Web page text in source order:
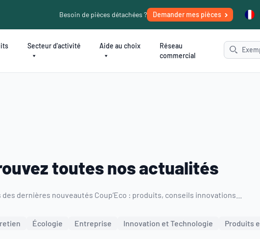
Besoin de pièces détachées ? Demander mes pièces
Secteur d'activité Aide au choix
Réseau
commercial
toutes nos actualités
dernières nouveautés Coup’Eco : produits, conseils innovations...
Écologie Entreprise Innovation et Technologie Produits